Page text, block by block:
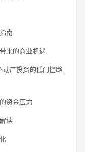
南
来的商业机遇
动产投资的低门槛路
资金压力
读